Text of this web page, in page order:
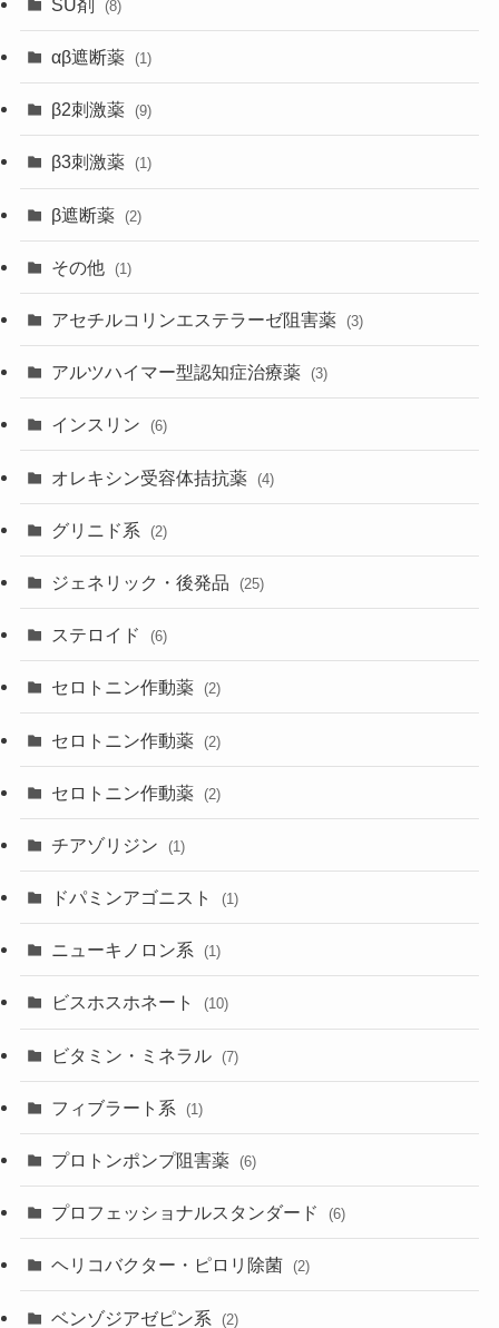
SU剤 (8)
αβ遮断薬 (1)
β2刺激薬 (9)
β3刺激薬 (1)
β遮断薬 (2)
その他 (1)
アセチルコリンエステラーゼ阻害薬 (3)
アルツハイマー型認知症治療薬 (3)
インスリン (6)
オレキシン受容体拮抗薬 (4)
グリニド系 (2)
ジェネリック・後発品 (25)
ステロイド (6)
セロトニン作動薬 (2)
セロトニン作動薬 (2)
セロトニン作動薬 (2)
チアゾリジン (1)
ドパミンアゴニスト (1)
ニューキノロン系 (1)
ビスホスホネート (10)
ビタミン・ミネラル (7)
フィブラート系 (1)
プロトンポンプ阻害薬 (6)
プロフェッショナルスタンダード (6)
ヘリコバクター・ピロリ除菌 (2)
ベンゾジアゼピン系 (2)